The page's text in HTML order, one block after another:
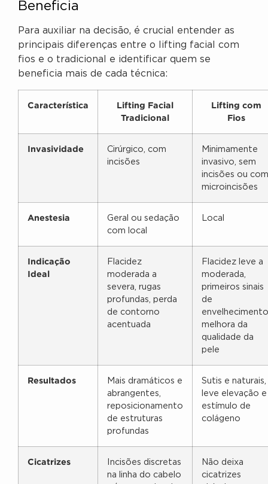
Beneficia
Para auxiliar na decisão, é crucial entender as
principais diferenças entre o lifting facial com
fios e o tradicional e identificar quem se
beneficia mais de cada técnica:
Característica
Lifting Facial
Tradicional
Lifting com
Fios
Invasividade
Cirúrgico, com
incisões
Minimamente
invasivo, sem
incisões ou com
microincisões
Anestesia
Geral ou sedação
com local
Local
Indicação
Ideal
Flacidez
moderada a
severa, rugas
profundas, perda
de contorno
acentuada
Flacidez leve a
moderada,
primeiros sinais
de
melhora da
qualidade da
pele
Resultados
Mais dramáticos e
abrangentes,
reposicionamento
de estruturas
profundas
Sutis e naturais,
leve elevação e
estímulo de
colágeno
Cicatrizes
Incisões discretas
na linha do cabelo
Não deixa
cicatrizes